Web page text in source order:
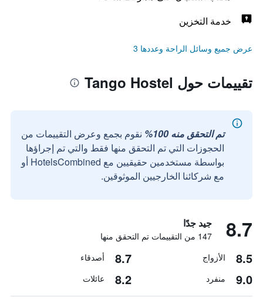
خدمة التخزين
عرض جميع وسائل الراحة وعددها 3
تقييمات حول Tango Hostel
تم التحقق منه 100%
نقوم بجمع وعرض التقييمات من
الحجوزات التي تم التحقق منها فقط والتي تم إجراؤها
بواسطة مستخدمين حقيقيين مع HotelsCombined أو
مع شركائنا الخارجيين الموثوقين.
8.7 جيد جدًا
147 من التقييمات تم التحقق منها
8.5 الأزواج 8.7 أصدقاء
9.0 منفرد 8.2 عائلات